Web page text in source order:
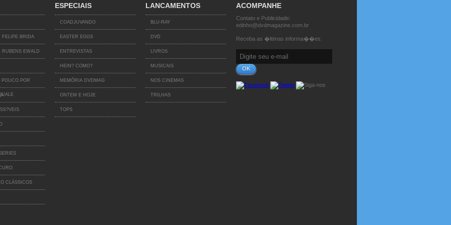
FELIPE BRIDA
RUBENS EWALD
POR
CLÁSSICOS
ESPECIAIS
COADJUVANDO
EASTER EGGS
ENTREVISTAS
HEIN? COMO?
MEMÓRIA DVDMAG
ONTEM E HOJE
TOPS
LANCAMENTOS
BLU-RAY
DVD
LIVROS
MUSICAIS
NOS CINEMAS
TRILHAS
ACOMPANHE
Contato e Publicidade:
edinho@dvdmagazine.com.br
Receba as �ltimas informa��es.
OK